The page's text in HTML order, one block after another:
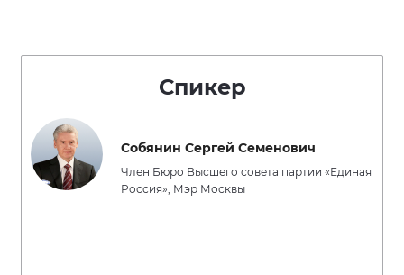
Спикер
Собянин Сергей Семенович
Член Бюро Высшего совета партии «Единая
Россия», Мэр Москвы